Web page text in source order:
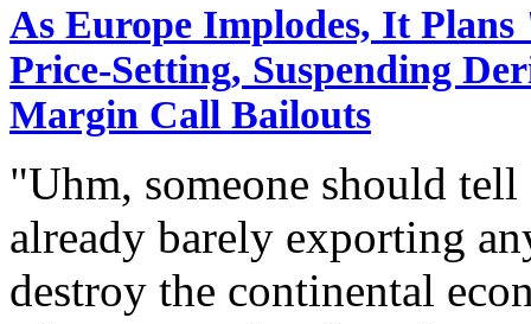
As Europe Implodes, It
Price-Setting, Suspending
Margin Call Bailouts
"Uhm, someone should
already barely exporting
destroy the continental